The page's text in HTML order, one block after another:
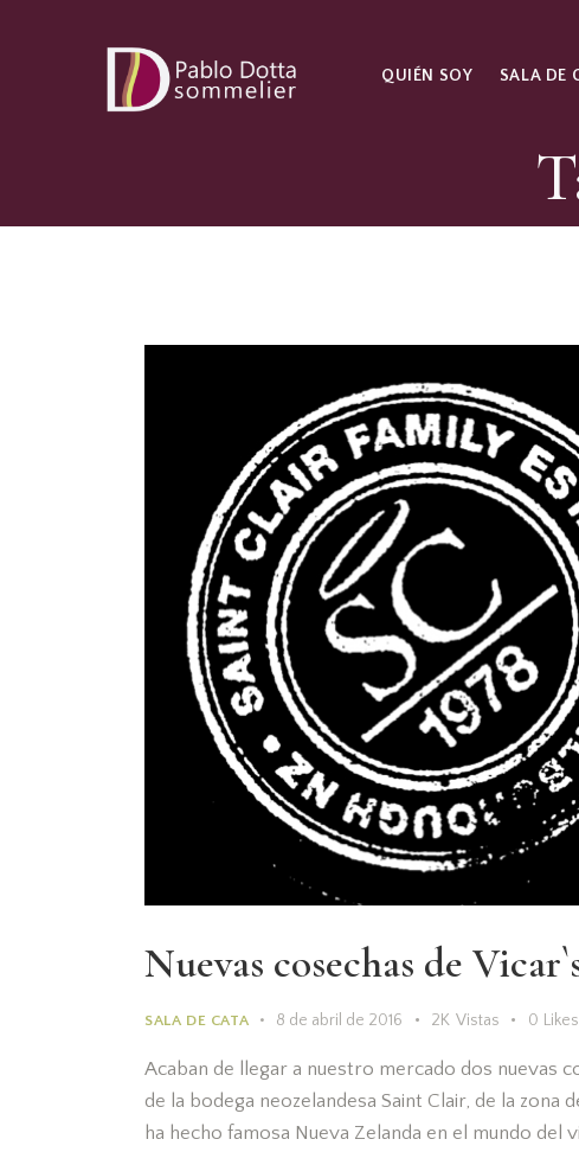
QUIÉN SOY SALA DE
Nuevas cosechas de
SALA DE CATA 8 de abril de 2016 2K Vistas 0 Likes
Acaban de llegar a nuestro mercado dos nuevas
de la bodega neozelandesa Saint Clair, de la zona
ha hecho famosa Nueva Zelanda en el mundo